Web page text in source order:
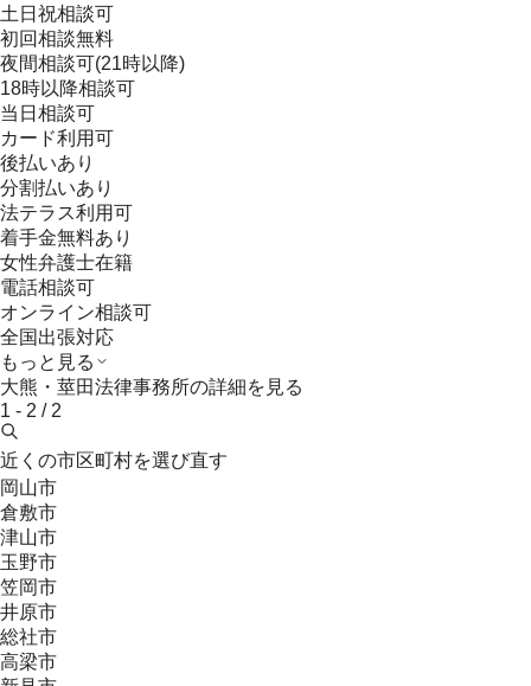
土日祝相談可
初回相談無料
夜間相談可(21時以降)
18時以降相談可
当日相談可
カード利用可
後払いあり
分割払いあり
法テラス利用可
着手金無料あり
女性弁護士在籍
電話相談可
オンライン相談可
全国出張対応
もっと見る
大熊・莖田法律事務所の詳細を見る
1 - 2 / 2
近くの市区町村を選び直す
岡山市
倉敷市
津山市
玉野市
笠岡市
井原市
総社市
高梁市